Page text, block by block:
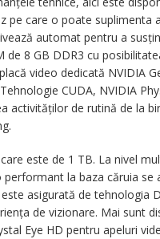
pe care o poate suplimenta
automat pentru a
de 8 GB DDR3 cu
video dedicată NVIDIA
CUDA, NVIDIA
activităților de rutină de la
este de 1 TB. La nivel
la baza căruia
asigurată de tehnologia
de vizionare. Mai sunt
Eye HD pentru apeluri